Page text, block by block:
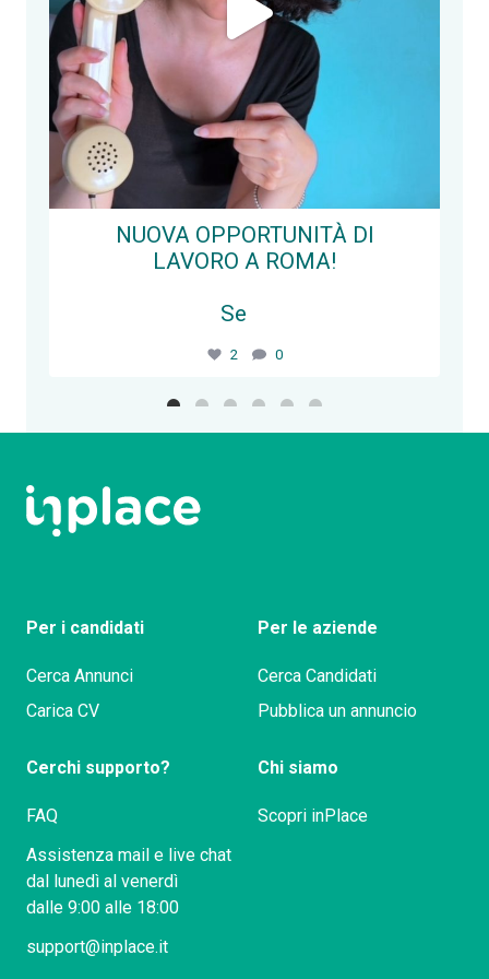
NUOVA OPPORTUNITÀ DI
LAVORO A ROMA!
Se
2 0
Per i candidati
Cerca Annunci
Carica CV
Per le aziende
Cerca Candidati
Pubblica un annuncio
Cerchi supporto?
FAQ
Assistenza mail e live chat
dal lunedì al venerdì
dalle 9:00 alle 18:00
support@inplace.it
Chi siamo
Scopri inPlace